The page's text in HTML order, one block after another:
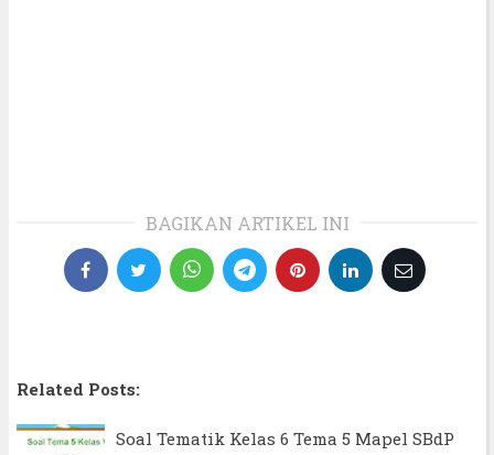
BAGIKAN ARTIKEL INI
Related Posts:
Soal Tematik Kelas 6 Tema 5 Mapel SBdP